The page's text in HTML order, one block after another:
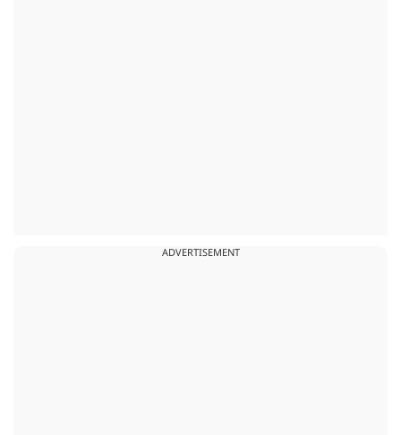
ADVERTISEMENT